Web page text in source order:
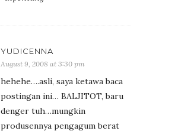
YUDICENNA
August 9, 2008 at 3:30 pm
hehehe….asli, saya ketawa baca
postingan ini… BALJITOT, baru
denger tuh…mungkin
produsennya pengagum berat